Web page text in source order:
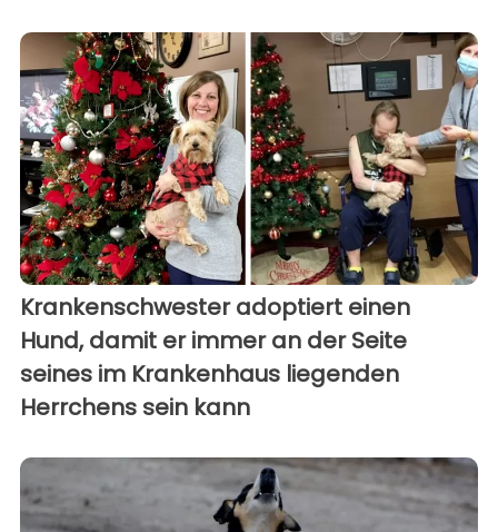
Krankenschwester adoptiert einen
Hund, damit er immer an der Seite
seines im Krankenhaus liegenden
Herrchens sein kann